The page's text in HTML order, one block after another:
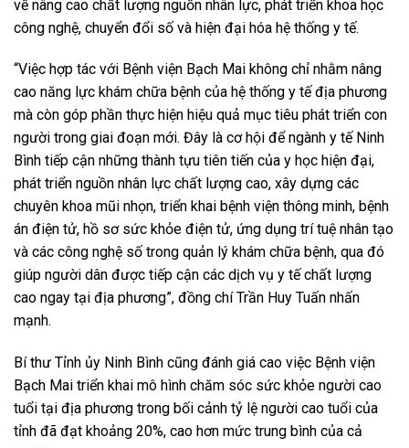
về nâng cao chất lượng nguồn nhân lực, phát triển khoa học
công nghệ, chuyển đổi số và hiện đại hóa hệ thống y tế.
“Việc hợp tác với Bệnh viện Bạch Mai không chỉ nhằm nâng
cao năng lực khám chữa bệnh của hệ thống y tế địa phương
mà còn góp phần thực hiện hiệu quả mục tiêu phát triển con
người trong giai đoạn mới. Đây là cơ hội để ngành y tế Ninh
Bình tiếp cận những thành tựu tiên tiến của y học hiện đại,
phát triển nguồn nhân lực chất lượng cao, xây dựng các
chuyên khoa mũi nhọn, triển khai bệnh viện thông minh, bệnh
án điện tử, hồ sơ sức khỏe điện tử, ứng dụng trí tuệ nhân tạo
và các công nghệ số trong quản lý khám chữa bệnh, qua đó
giúp người dân được tiếp cận các dịch vụ y tế chất lượng
cao ngay tại địa phương”, đồng chí Trần Huy Tuấn nhấn
mạnh.
Bí thư Tỉnh ủy Ninh Bình cũng đánh giá cao việc Bệnh viện
Bạch Mai triển khai mô hình chăm sóc sức khỏe người cao
tuổi tại địa phương trong bối cảnh tỷ lệ người cao tuổi của
tỉnh đã đạt khoảng 20%, cao hơn mức trung bình của cả